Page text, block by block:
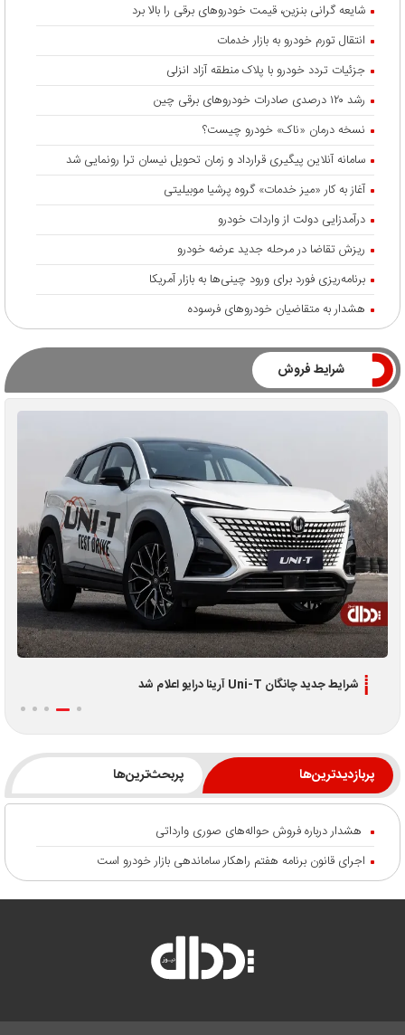
شایعه گرانی بنزین، قیمت خودروهای برقی را بالا برد
انتقال تورم خودرو به بازار خدمات
جزئیات تردد خودرو با پلاک منطقه آزاد انزلی
رشد ۱۲۰ درصدی صادرات خودروهای برقی چین
نسخه درمان «ناک» خودرو چیست؟
سامانه آنلاین پیگیری قرارداد‌ و زمان تحویل نیسان ترا رونمایی شد
آغاز به کار «میز خدمات» گروه پرشیا موبیلیتی
درآمدزایی دولت از واردات خودرو
ریزش تقاضا در مرحله جدید عرضه خودرو
برنامه‌ریزی فورد برای ورود چینی‌ها به بازار آمریکا
هشدار به متقاضیان خودروهای فرسوده
شرایط فروش
اطلاعیه جدید فروش اقساطی لوکانو L7 و L8 ویژه تیر 1405
پربازدیدترین‌ها پربحث‌ترین‌ها
هشدار درباره فروش حواله‌های صوری وارداتی
اجرای قانون برنامه هفتم راهکار ساماندهی بازار خودرو است